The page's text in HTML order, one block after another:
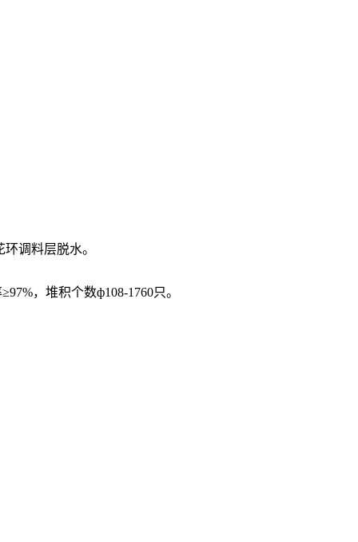
调料层脱水。
，堆积个数ф108-1760只。